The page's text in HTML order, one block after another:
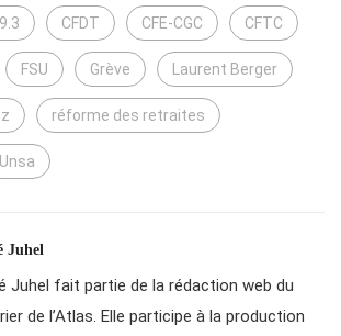
CFDT CFE-CGC CFTC
FSU Grève Laurent Berger
réforme des retraites
Unsa
Juhel
Juhel fait partie de la rédaction web du
de l’Atlas. Elle participe à la production